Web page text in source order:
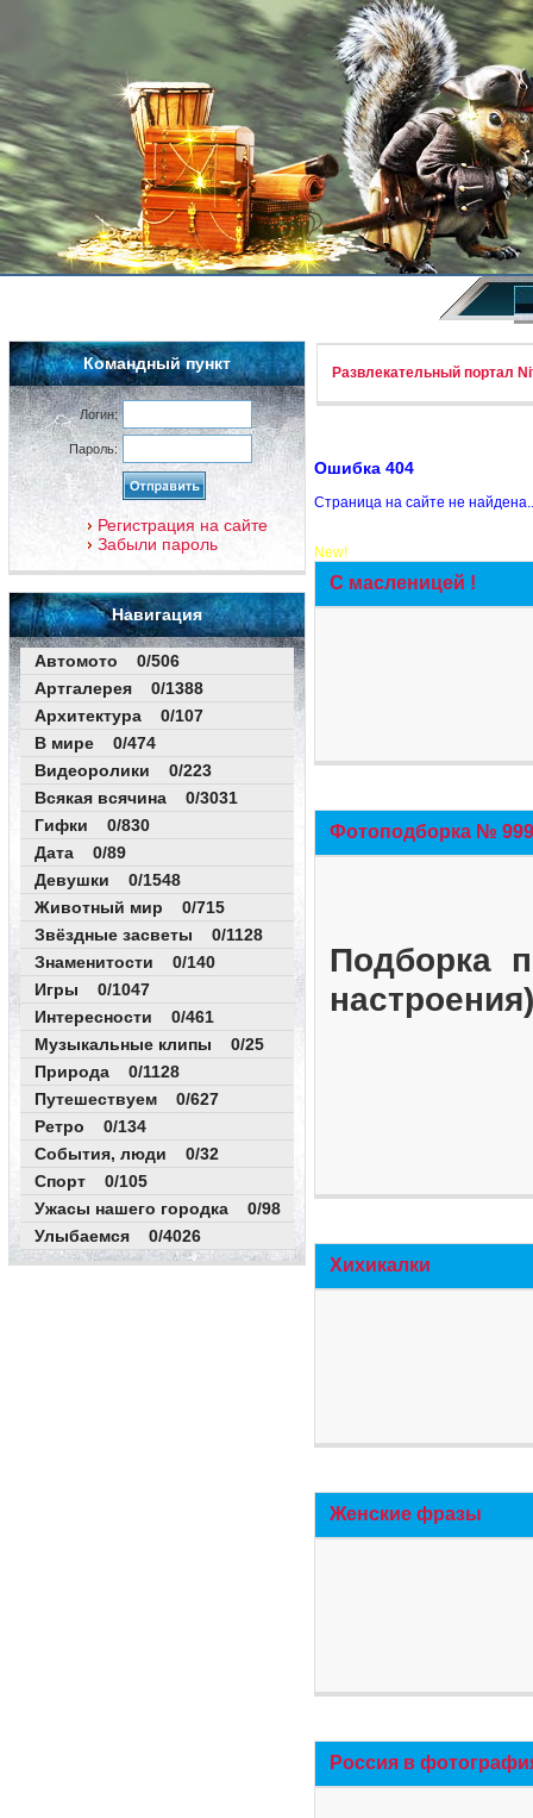
Командный пункт
Логин:
Пароль:
Регистрация на сайте
Забыли пароль
Навигация
Автомото 0/506
Артгалерея 0/1388
Архитектура 0/107
В мире 0/474
Видеоролики 0/223
Всякая всячина 0/3031
Гифки 0/830
Дата 0/89
Девушки 0/1548
Животный мир 0/715
Звёздные засветы 0/1128
Знаменитости 0/140
Игры 0/1047
Интересности 0/461
Музыкальные клипы 0/25
Природа 0/1128
Путешествуем 0/627
Ретро 0/134
События, люди 0/32
Спорт 0/105
Ужасы нашего городка 0/98
Улыбаемся 0/4026
Развлекательный портал
Ошибка 404
Страница на сайте не
New!
С масленицей !
Фотоподборка №
Подборка
Хихикалки
Женские фразы
Россия в